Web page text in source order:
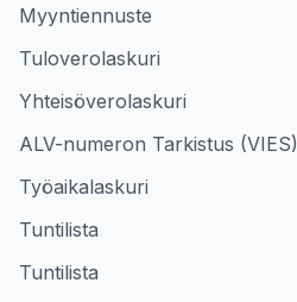
Myyntiennuste
Tuloverolaskuri
Yhteisöverolaskuri
ALV-numeron Tarkistus (VIES)
Työaikalaskuri
Tuntilista
Tuntilista